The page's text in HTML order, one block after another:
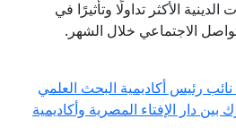
الأكثر تداولًا وتأثيرًا في
الاجتماعي خلال الشهر.
رئيس أكاديمية البحث العلمي
دار الإفتاء المصرية وأكاديمية